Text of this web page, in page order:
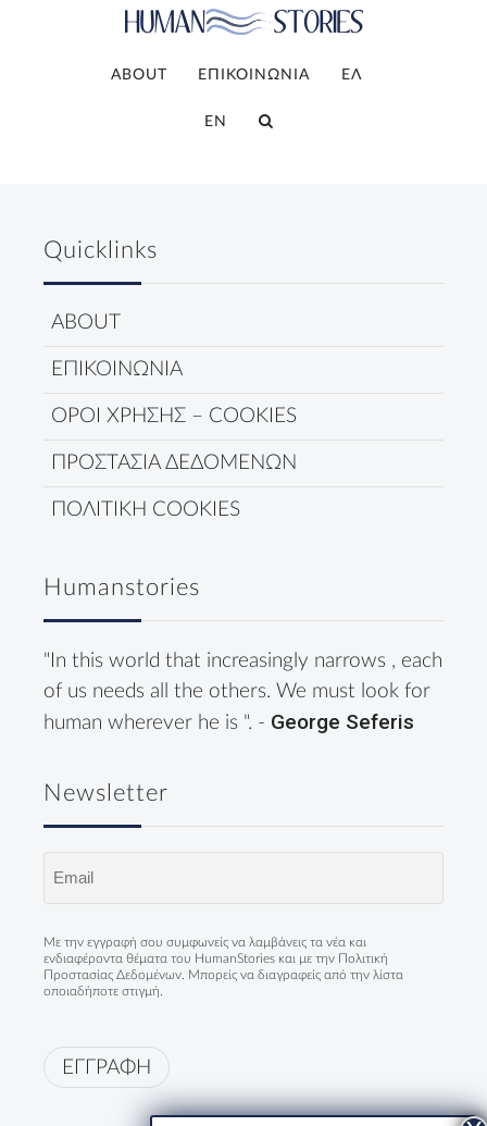
ABOUT ΕΠΙΚΟΙΝΩΝΙΑ ΕΛ
EN
Quicklinks
ABOUT
ΕΠΙΚΟΙΝΩΝΙΑ
ΟΡΟΙ ΧΡΗΣΗΣ – COOKIES
ΠΡΟΣΤΑΣΙΑ ΔΕΔΟΜΕΝΩΝ
ΠΟΛΙΤΙΚΗ COOKIES
Humanstories
"In this world that increasingly narrows , each
of us needs all the others. We must look for
human wherever he is ". - George Seferis
Newsletter
Με την εγγραφή σου συμφωνείς να λαμβάνεις τα νέα και
ενδιαφέροντα θέματα του HumanStories και με την Πολιτική
Προστασίας Δεδομένων . Μπορείς να διαγραφείς από την λίστα
οποιαδήποτε στιγμή.
ΕΓΓΡΑΦΗ